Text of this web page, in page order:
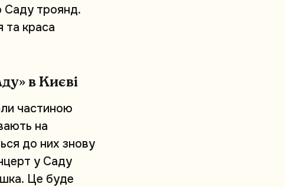
Саду троянд.
та краса
ду» в Києві
ли частиною
ають на
ься до них знову
церт у Саду
шка. Це буде